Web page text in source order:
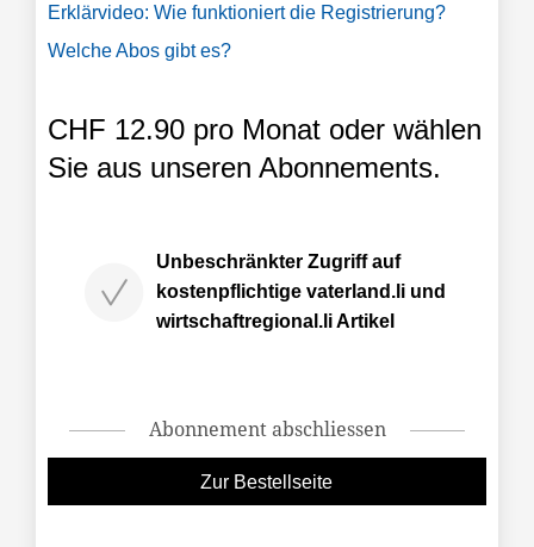
Erklärvideo: Wie funktioniert die Registrierung?
Welche Abos gibt es?
CHF 12.90 pro Monat oder wählen
Sie aus unseren Abonnements.
Unbeschränkter Zugriff auf
kostenpflichtige vaterland.li und
wirtschaftregional.li Artikel
Abonnement abschliessen
Zur Bestellseite